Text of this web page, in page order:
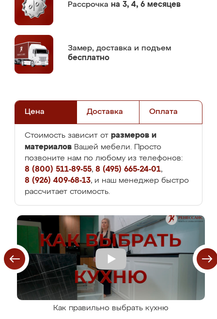
Рассрочка на 3, 4, 6 месяцев
Замер, доставка и подъем
бесплатно
Цена Доставка Оплата
Стоимость зависит от размеров и
материалов Вашей мебели. Просто
позвоните нам по любому из телефонов:
8 (800) 511-89-55, 8 (495) 665-24-01,
8 (926) 409-68-13, и наш менеджер быстро
рассчитает стоимость.
Как правильно выбрать кухню